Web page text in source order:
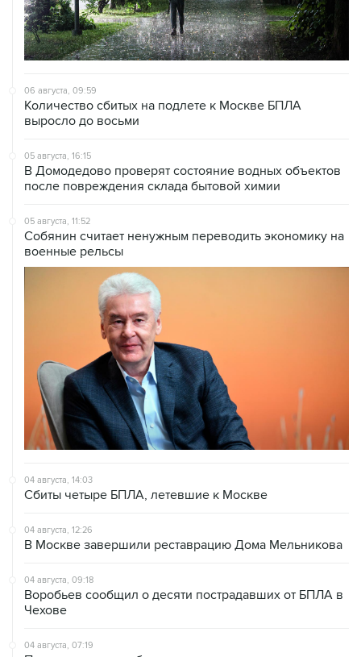
06 августа, 09:59
Количество сбитых на подлете к Москве БПЛА
выросло до восьми
05 августа, 16:15
В Домодедово проверят состояние водных объектов
после повреждения склада бытовой химии
05 августа, 11:52
Собянин считает ненужным переводить экономику на
военные рельсы
04 августа, 14:03
Сбиты четыре БПЛА, летевшие к Москве
04 августа, 12:26
В Москве завершили реставрацию Дома Мельникова
04 августа, 09:18
Воробьев сообщил о десяти пострадавших от БПЛА в
Чехове
04 августа, 07:19